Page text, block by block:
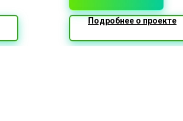
Подробнее о проекте